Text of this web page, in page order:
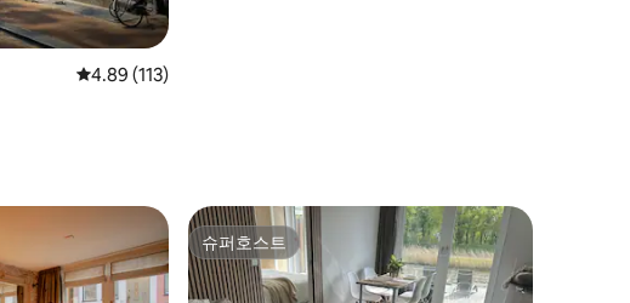
평점 4.89점(5점 만점), 후기 113개
4.89 (113)
슈퍼호스트
슈퍼호스트